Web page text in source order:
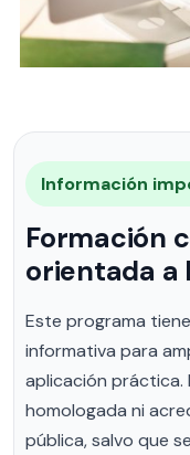
Información
Formación
orientada a
Este programa
informativa para
aplicación práctica.
homologada ni
pública, salvo que